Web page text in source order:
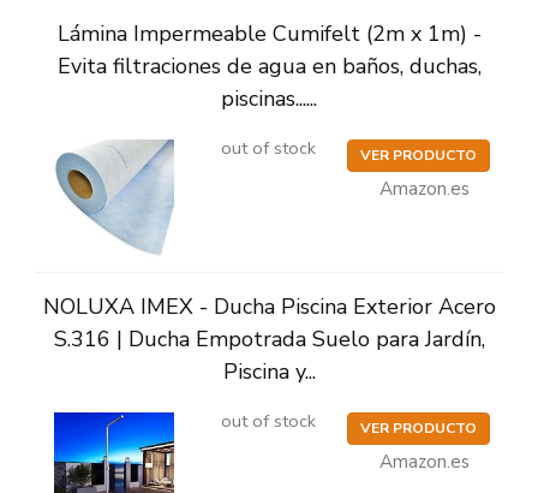
Lámina Impermeable Cumifelt (2m x 1m) -
Evita filtraciones de agua en baños, duchas,
piscinas......
out of stock VER PRODUCTO
Amazon.es
NOLUXA IMEX - Ducha Piscina Exterior Acero
S.316 | Ducha Empotrada Suelo para Jardín,
Piscina y...
out of stock VER PRODUCTO
Amazon.es